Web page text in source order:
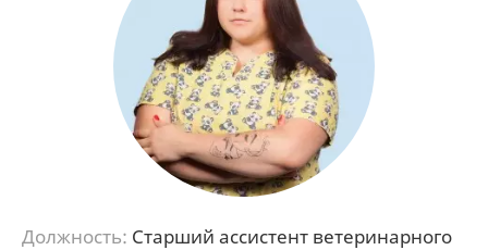
Должность: Старший ассистент ветеринарного